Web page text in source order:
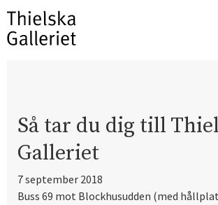
Så tar du dig till
Galleriet
7 september 2018
Buss 69 mot Blockhusudden (med